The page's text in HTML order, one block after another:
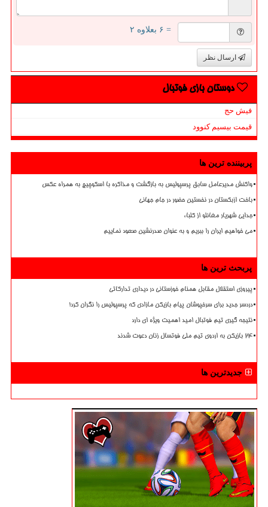
= ۶ بعلاوه ۲
ارسال نظر
دوستان بازی فوتبال
فیش حج
قیمت بیسیم کنوود
پربیننده ترین ها
واکنش مدیرعامل سابق پرسپولیس به بازگشت و مذاکره با اسکوچیچ به همراه عکس
باخت ازبکستان در نخستین حضور در جام جهانی
جدایی شهریار مغانلو از کلباء
می خواهیم ایران را ببریم و به عنوان صدرنشین صعود نماییم
پربحث ترین ها
پیروزی استقلال مقابل همنام خوزستانی در دیداری تدارکاتی
دردسر جدید برای سرخپوشان پیام بازیکن مازادی که پرسپولیس را نگران کرد!
نتیجه گیری تیم فوتبال امید اهمیت ویژه ای دارد
۲۴ بازیکن به اردوی تیم ملی فوتسال زنان دعوت شدند
جدیدترین ها